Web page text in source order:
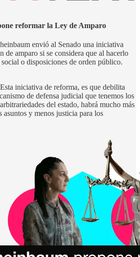
reformar la Ley de Amparo
envió al Senado una iniciativa
de amparo si se considera que al hacerlo
o disposiciones de orden público.
Esta iniciativa de reforma, es que debilita
de defensa judicial que tenemos los
del estado, habrá mucho más
y menos justicia para los